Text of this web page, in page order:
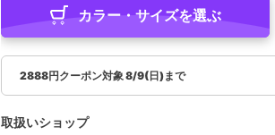
カラー・サイズを選ぶ
2888円クーポン対象 8/9(日)まで
取扱いショップ